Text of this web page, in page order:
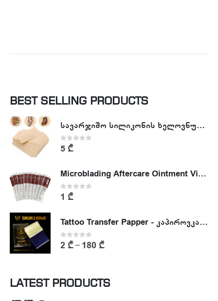
BEST SELLING PRODUCTS
სავარჯიშო სილიკონის ხელოვნური კანი - Tattoo Practike skin
0out of 5
5 ₾
Microblading Aftercare Ointment Vitamin A&D
0 out of 5
1 ₾
Tattoo Transfer Papper - კაპიროვკა - ტატუს ესკიზის კოპირების ქაღალდი
0out of 5
2 ₾– 180 ₾
LATEST PRODUCTS